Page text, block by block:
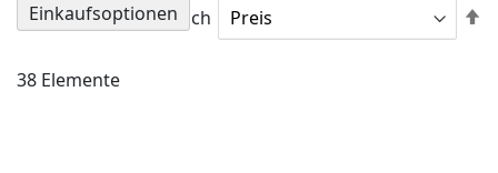
38 Elemente
Sortieren nach
Einkaufsoptionen